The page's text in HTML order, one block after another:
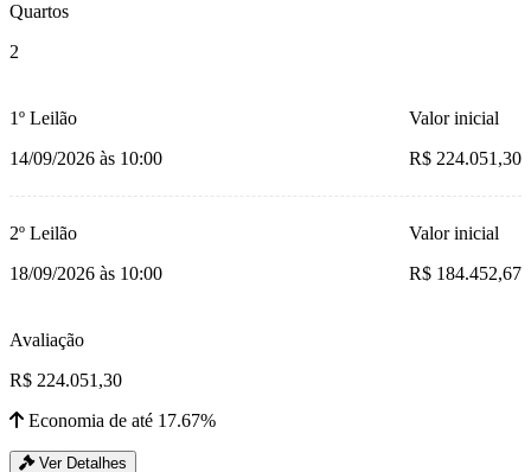
Quartos
2
1º Leilão
14/09/2026 às 10:00
Valor inicial
R$ 224.051,30
2º Leilão
18/09/2026 às 10:00
Valor inicial
R$ 184.452,67
Avaliação
R$ 224.051,30
Economia de até 17.67%
Ver Detalhes